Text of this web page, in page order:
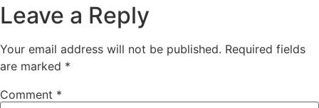
Leave a Reply
Your email address will not be published. Required fields
are marked *
Comment *